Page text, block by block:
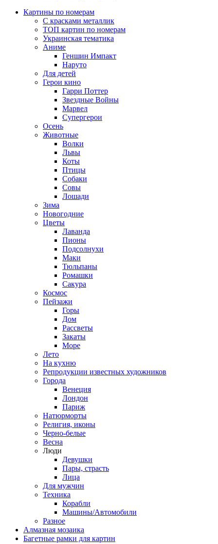
Картины по номерам
С красками металлик
ТОП картин по номерам
Украинская тематика
Аниме
Геншин Импакт
Наруто
Для детей
Герои кино
Гарри Поттер
Звездные Войны
Марвел
Супергерои
Осень
Животные
Волки
Львы
Коты
Птицы
Собаки
Совы
Лошади
Зима
Новогодние
Цветы
Лаванда
Пионы
Подсолнухи
Маки
Тюльпаны
Ромашки
Сакура
Космос
Пейзажи
Горы
Дом
Рассветы
Закаты
Море
Лето
На кухню
Репродукции известных художников
Города
Венеция
Лондон
Париж
Натюрморты
Религия, иконы
Черно-белые
Весна
Люди
Девушки
Пары, страсть
Лица
Для мужчин
Техника
Корабли
Машины/Автомобили
Разное
Алмазная мозаика
Багетные рамки для картин